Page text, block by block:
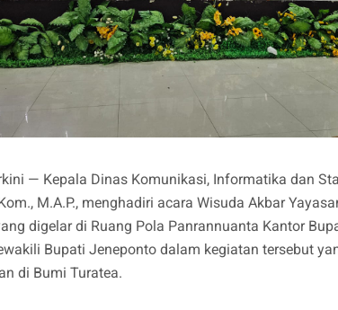
— Kepala Dinas Komunikasi, Informatika dan
M.A.P., menghadiri acara Wisuda Akbar
digelar di Ruang Pola Panrannuanta Kantor
Bupati Jeneponto dalam kegiatan tersebut
di Bumi Turatea.